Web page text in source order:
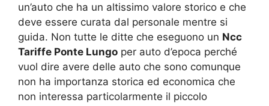
un’auto che ha un altissimo valore storico e che
deve essere curata dal personale mentre si
guida. Non tutte le ditte che eseguono un Ncc
Tariffe Ponte Lungo per auto d’epoca perché
vuol dire avere delle auto che sono comunque
non ha importanza storica ed economica che
non interessa particolarmente il piccolo